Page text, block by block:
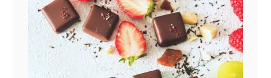
特定商取引法に基づく表記